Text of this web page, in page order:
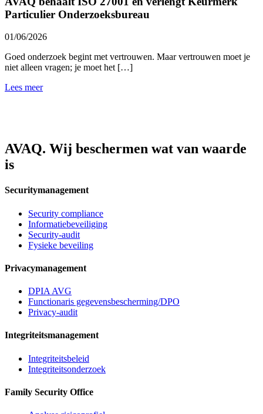
Particulier Onderzoeksbureau
01/06/2026
Goed onderzoek begint met vertrouwen. Maar vertrouwen moet je
niet alleen vragen; je moet het […]
Lees meer
AVAQ. Wij beschermen wat van waarde
is
Securitymanagement
Security compliance
Informatiebeveiliging
Security-audit
Fysieke beveiling
Privacymanagement
DPIA AVG
Functionaris gegevensbescherming/DPO
Privacy-audit
Integriteitsmanagement
Integriteitsbeleid
Integriteitsonderzoek
Family Security Office